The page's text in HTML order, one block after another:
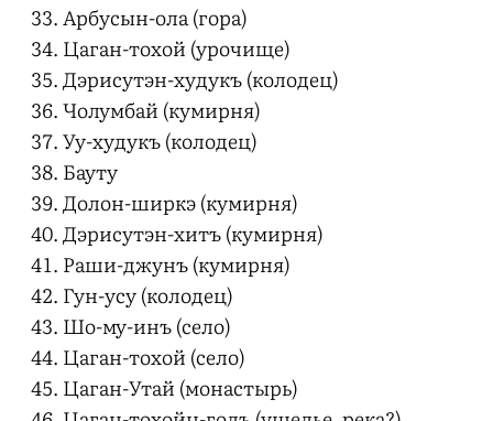
Арбусын-ола (гора)
Цаган-тохой (урочище)
Дэрисутэн-худукъ (колодец)
Чолумбай (кумирня)
Уу-худукъ (колодец)
Бауту
Долон-ширкэ (кумирня)
Дэрисутэн-хитъ (кумирня)
Раши-джунъ (кумирня)
Гун-усу (колодец)
Шо-му-инъ (село)
Цаган-тохой (село)
Цаган-Утай (монастырь)